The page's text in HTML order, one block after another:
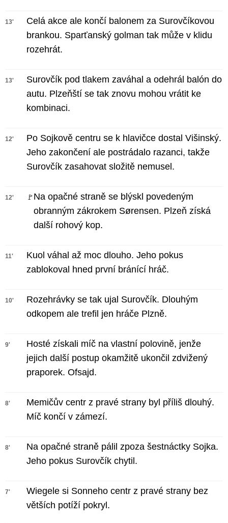
13'
Celá akce ale končí balonem za Surovčíkovou
brankou. Sparťanský golman tak může v klidu
rozehrát.
13'
Surovčík pod tlakem zaváhal a odehrál balón do
autu. Plzeňští se tak znovu mohou vrátit ke
kombinaci.
12'
Po Sojkově centru se k hlavičce dostal Višinský.
Jeho zakončení ale postrádalo razanci, takže
Surovčík zasahovat složitě nemusel.
12' 🚩Na opačné straně se blýskl povedeným
obranným zákrokem Sørensen. Plzeň získá
další rohový kop.
11'
Kuol váhal až moc dlouho. Jeho pokus
zablokoval hned první bránící hráč.
10'
Rozehrávky se tak ujal Surovčík. Dlouhým
odkopem ale trefil jen hráče Plzně.
9'
Hosté získali míč na vlastní polovině, jenže
jejich další postup okamžitě ukončil zdvižený
praporek. Ofsajd.
8'
Memičův centr z pravé strany byl příliš dlouhý.
Míč končí v zámezí.
8'
Na opačné straně pálil zpoza šestnáctky Sojka.
Jeho pokus Surovčík chytil.
7'
Wiegele si Sonneho centr z pravé strany bez
větších potíží pokryl.